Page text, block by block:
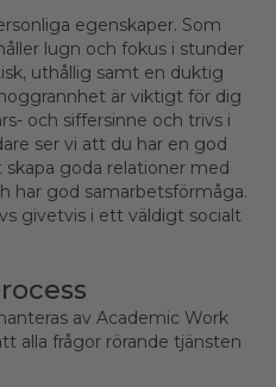
egenskaper. Som
lugn och fokus i stunder
uthållig samt en duktig
är viktigt för dig
och siffersinne och trivs i
ser vi att du har en god
goda relationer med
har god samarbetsförmåga.
givetvis i ett väldigt socialt
av Academic Work
alla frågor rörande tjänsten